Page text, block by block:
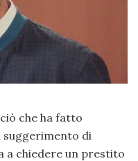
che ha fatto
suggerimento di
a chiedere un prestito